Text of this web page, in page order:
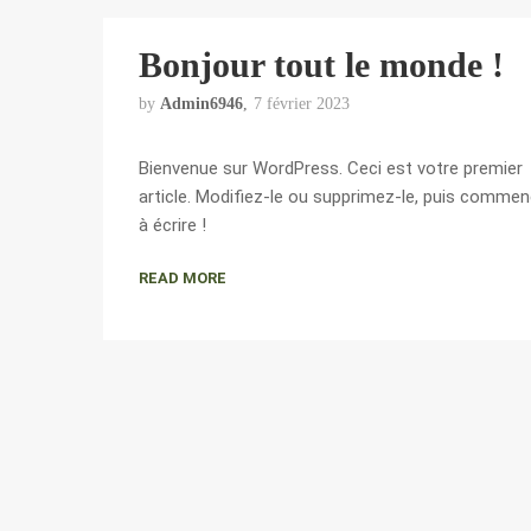
Bonjour tout le monde !
by Admin6946 7 février 2023
Bienvenue sur WordPress. Ceci est votre premier
article. Modifiez-le ou supprimez-le, puis
à écrire !
READ MORE